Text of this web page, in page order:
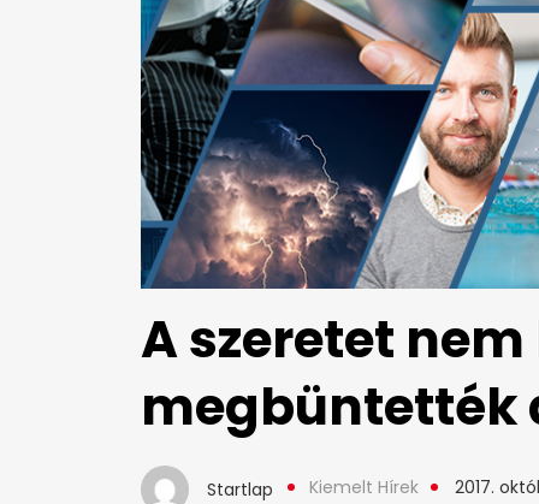
A szeretet
megbüntették
Startlap Kiemelt Hírek 2017.